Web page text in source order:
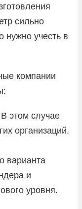
сильно
нужно учесть в
компании
этом случае
организаций.
варианта
и
уровня.